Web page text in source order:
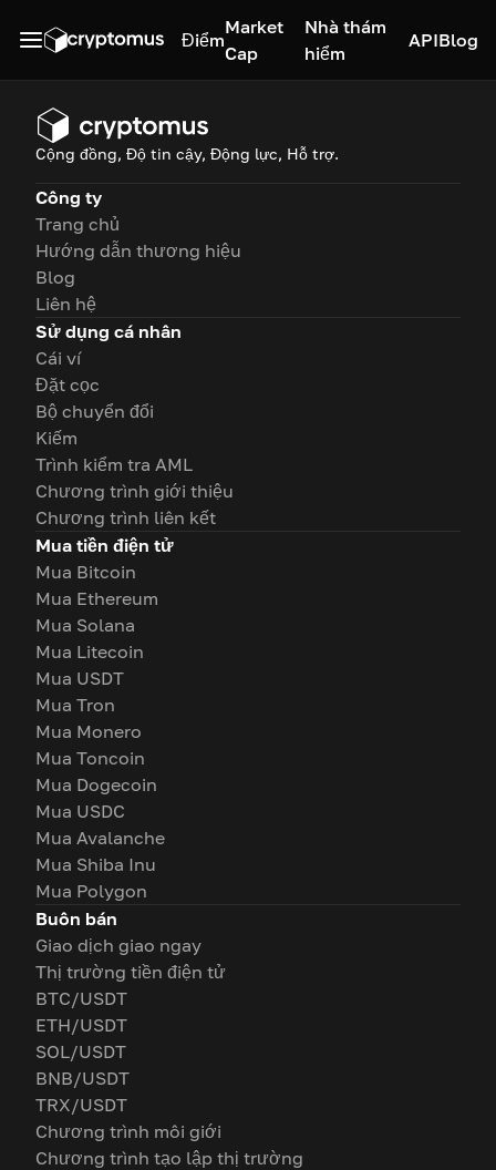
Điểm
Market
Cap
Nhà thám
hiểm
APIBlog
Cộng đồng, Độ tin cậy, Động lực, Hỗ trợ.
Công ty
Trang chủ
Hướng dẫn thương hiệu
Blog
Liên hệ
Sử dụng cá nhân
Cái ví
Đặt cọc
Bộ chuyển đổi
Kiếm
Trình kiểm tra AML
Chương trình giới thiệu
Chương trình liên kết
Mua tiền điện tử
Mua Bitcoin
Mua Ethereum
Mua Solana
Mua Litecoin
Mua USDT
Mua Tron
Mua Monero
Mua Toncoin
Mua Dogecoin
Mua USDC
Mua Avalanche
Mua Shiba Inu
Mua Polygon
Buôn bán
Giao dịch giao ngay
Thị trường tiền điện tử
BTC/USDT
ETH/USDT
SOL/USDT
BNB/USDT
TRX/USDT
Chương trình môi giới
Chương trình tạo lập thị trường